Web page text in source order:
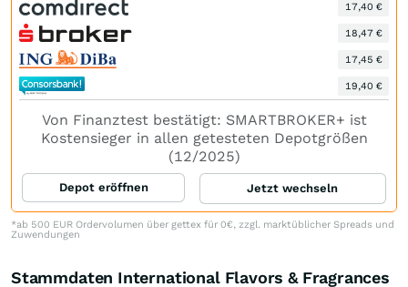
17,40 €
18,47 €
17,45 €
19,40 €
Von Finanztest bestätigt: SMARTBROKER+ ist
Kostensieger in allen getesteten Depotgrößen
(12/2025)
Depot eröffnen Jetzt wechseln
*ab 500 EUR Ordervolumen über gettex für 0€, zzgl. marktüblicher Spreads und
Zuwendungen
Stammdaten International Flavors & Fragrances